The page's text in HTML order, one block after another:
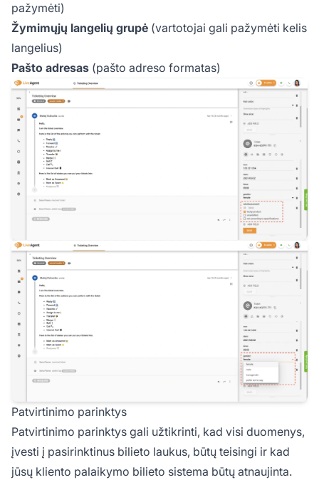
pažymėti)
Žymimųjų langelių grupė (vartotojai gali pažymėti kelis
langelius)
Pašto adresas (pašto adreso formatas)
Patvirtinimo parinktys
Patvirtinimo parinktys gali užtikrinti, kad visi duomenys,
įvesti į pasirinktinus bilieto laukus, būtų teisingi ir kad
jūsų kliento palaikymo bilieto sistema būtų atnaujinta.